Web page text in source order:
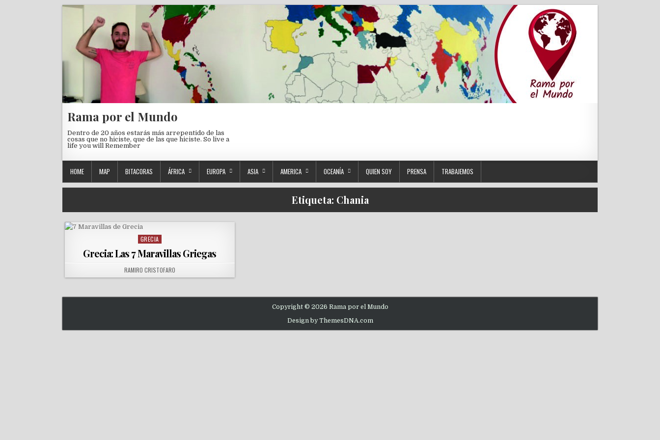
Rama por el Mundo
Dentro de 20 años estarás más arrepentido de las
cosas que no hiciste, que de las que hiciste. So live a
life you will Remember
HOME MAP BITACORAS ÁFRICA EUROPA ASIA AMERICA OCEANÍA QUIEN SOY PRENSA TRABAJEMOS
Etiqueta: Chania
Posted in
GRECIA
Grecia: Las 7 Maravillas Griegas
AUTHOR:
RAMIRO CRISTOFARO
Copyright © 2026 Rama por el Mundo
Design by ThemesDNA.com